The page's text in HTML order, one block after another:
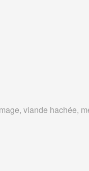
viande hachée,